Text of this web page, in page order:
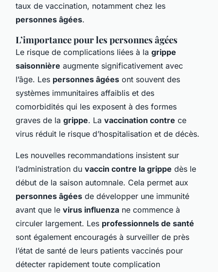
taux de vaccination, notamment chez les
personnes âgées.
L’importance pour les personnes âgées
Le risque de complications liées à la grippe
saisonnière augmente significativement avec
l’âge. Les personnes âgées ont souvent des
systèmes immunitaires affaiblis et des
comorbidités qui les exposent à des formes
graves de la grippe. La vaccination contre ce
virus réduit le risque d’hospitalisation et de décès.
Les nouvelles recommandations insistent sur
l’administration du vaccin contre la grippe dès le
début de la saison automnale. Cela permet aux
personnes âgées de développer une immunité
avant que le virus influenza ne commence à
circuler largement. Les professionnels de santé
sont également encouragés à surveiller de près
l’état de santé de leurs patients vaccinés pour
détecter rapidement toute complication